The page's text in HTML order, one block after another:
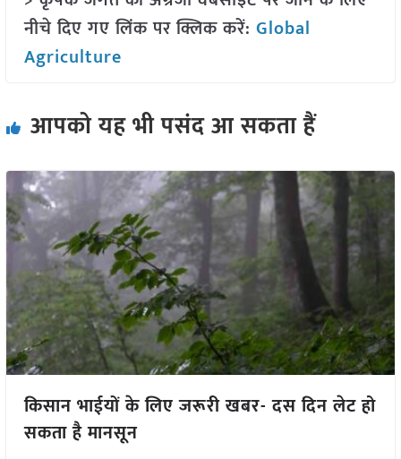
नीचे दिए गए लिंक पर क्लिक करें: Global
Agriculture
आपको यह भी पसंद आ सकता हैं
किसान भाईयों के लिए जरूरी खबर- दस दिन लेट हो
सकता है मानसून